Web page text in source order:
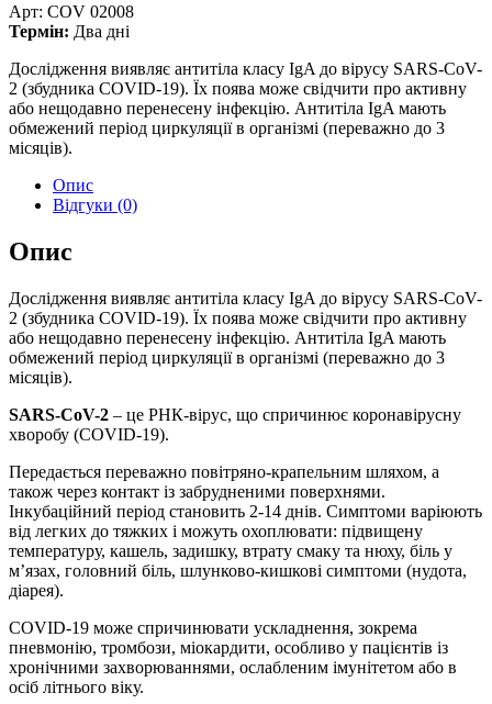
Арт: COV 02008
Термін: Два дні
Дослідження виявляє антитіла класу IgA до вірусу SARS-CoV-
2 (збудника COVID-19). Їх поява може свідчити про активну
або нещодавно перенесену інфекцію. Антитіла IgA мають
обмежений період циркуляції в організмі (переважно до 3
місяців).
Опис
Відгуки (0)
Опис
Дослідження виявляє антитіла класу IgA до вірусу SARS-CoV-
2 (збудника COVID-19). Їх поява може свідчити про активну
або нещодавно перенесену інфекцію. Антитіла IgA мають
обмежений період циркуляції в організмі (переважно до 3
місяців).
SARS-CoV-2 – це РНК-вірус, що спричинює коронавірусну
хворобу (COVID-19).
Передається переважно повітряно-крапельним шляхом, а
також через контакт із забрудненими поверхнями.
Інкубаційний період становить 2-14 днів. Симптоми варіюють
від легких до тяжких і можуть охоплювати: підвищену
температуру, кашель, задишку, втрату смаку та нюху, біль у
м’язах, головний біль, шлунково-кишкові симптоми (нудота,
діарея).
COVID-19 може спричинювати ускладнення, зокрема
пневмонію, тромбози, міокардити, особливо у пацієнтів із
хронічними захворюваннями, ослабленим імунітетом або в
осіб літнього віку.